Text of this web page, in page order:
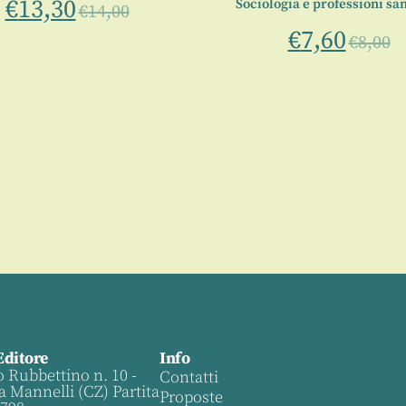
€13,30€14,00 Sociologia e professioni
€7,60€8,00
Rubbettino n. 10 -
Mannelli (CZ) Partita
Info
Contatti
Proposte